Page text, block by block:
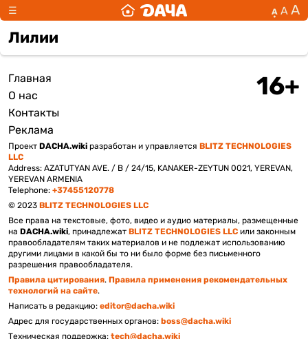
☰ А А А
Лилии
Подвал
Главная
О нас
Контакты
Реклама
Проект DACHA.wiki разработан и управляется BLITZ TECHNOLOGIES
LLC
Address: AZATUTYAN AVE. / B / 24/15, KANAKER-ZEYTUN 0021, YEREVAN,
YEREVAN ARMENIA
Telephone: +37455120778
© 2023 BLITZ TECHNOLOGIES LLC
Все права на текстовые, фото, видео и аудио материалы, размещенные
на DACHA.wiki, принадлежат BLITZ TECHNOLOGIES LLC или законным
правообладателям таких материалов и не подлежат использованию
другими лицами в какой бы то ни было форме без письменного
разрешения правообладателя.
Правила цитирования. Правила применения рекомендательных
технологий на сайте.
Написать в редакцию: editor@dacha.wiki
Адрес для государственных органов: boss@dacha.wiki
Техническая поддержка: tech@dacha.wiki